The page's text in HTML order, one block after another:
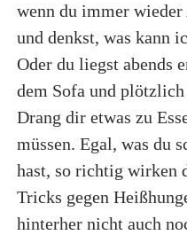
wenn du immer
und denkst, was kann
Oder du liegst abends
dem Sofa und
Drang dir etwas zu
müssen. Egal, was du
hast, so richtig wirken
Tricks gegen
hinterher nicht auch